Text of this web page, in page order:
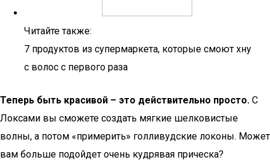
Читайте также:
7 продуктов из супермаркета, которые смоют хну
с волос с первого раза
Теперь быть красивой – это действительно просто. С
Локсами вы сможете создать мягкие шелковистые
волны, а потом «примерить» голливудские локоны. Может
вам больше подойдет очень кудрявая прическа?